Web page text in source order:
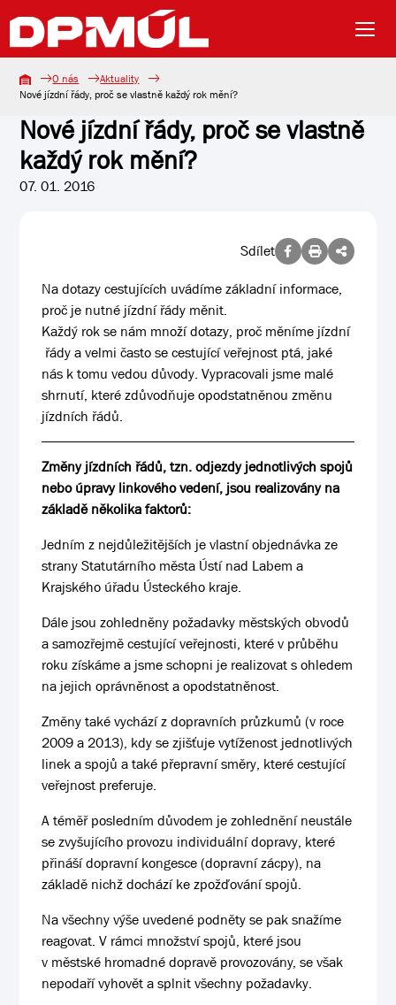
O nás
Aktuality
Nové jízdní řády, proč se vlastně každý rok mění?
Nové jízdní řády, proč se vlastně
každý rok mění?
07. 01. 2016
Sdílet
Na dotazy cestujících uvádíme základní informace,
proč je nutné jízdní řády měnit.
Každý rok se nám množí dotazy, proč měníme jízdní
řády a velmi často se cestující veřejnost ptá, jaké
nás k tomu vedou důvody. Vypracovali jsme malé
shrnutí, které zdůvodňuje opodstatněnou změnu
jízdních řádů.
Změny jízdních řádů, tzn. odjezdy jednotlivých spojů
nebo úpravy linkového vedení, jsou realizovány na
základě několika faktorů:
Jedním z nejdůležitějších je vlastní objednávka ze
strany Statutárního města Ústí nad Labem a
Krajského úřadu Ústeckého kraje.
Dále jsou zohledněny požadavky městských obvodů
a samozřejmě cestující veřejnosti, které v průběhu
roku získáme a jsme schopni je realizovat s ohledem
na jejich oprávněnost a opodstatněnost.
Změny také vychází z dopravních průzkumů (v roce
2009 a 2013), kdy se zjišťuje vytíženost jednotlivých
linek a spojů a také přepravní směry, které cestující
veřejnost preferuje.
A téměř posledním důvodem je zohlednění neustále
se zvyšujícího provozu individuální dopravy, které
přináší dopravní kongesce (dopravní zácpy), na
základě nichž dochází ke zpožďování spojů.
Na všechny výše uvedené podněty se pak snažíme
reagovat. V rámci množství spojů, které jsou
v městské hromadné dopravě provozovány, se však
nepodaří vyhovět a splnit všechny požadavky.